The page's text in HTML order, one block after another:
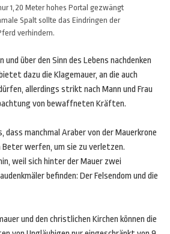
1,20 Meter hohes Portal gezwängt
Spalt sollte das Eindringen der
verhindern.
und über den Sinn des Lebens nachdenken
dazu die Klagemauer, an die auch
allerdings strikt nach Mann und Frau
von bewaffneten Kräften.
manchmal Araber von der Mauerkrone
werfen, um sie zu verletzen.
weil sich hinter der Mauer zwei
befinden: Der Felsendom und die
und den christlichen Kirchen können die